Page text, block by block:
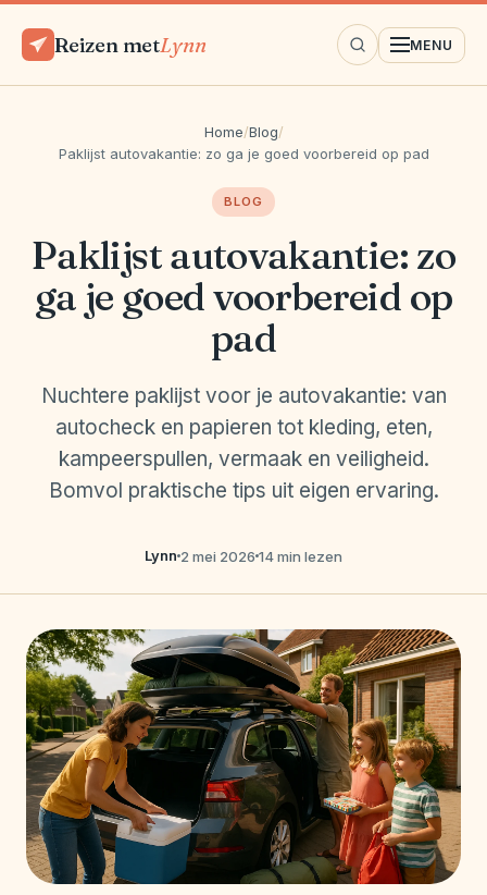
Reizen metLynn MENU
Home/Blog/
Paklijst autovakantie: zo ga je goed voorbereid op pad
BLOG
Paklijst autovakantie: zo
ga je goed voorbereid op
pad
Nuchtere paklijst voor je autovakantie: van
autocheck en papieren tot kleding, eten,
kampeerspullen, vermaak en veiligheid.
Bomvol praktische tips uit eigen ervaring.
Lynn 2 mei 2026 14 min lezen